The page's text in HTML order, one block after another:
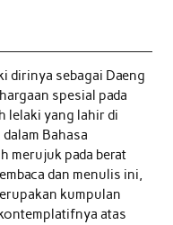
dirinya sebagai Daeng
spesial pada
lelaki yang lahir di
Bahasa
merujuk pada berat
dan menulis ini,
kumpulan
atas